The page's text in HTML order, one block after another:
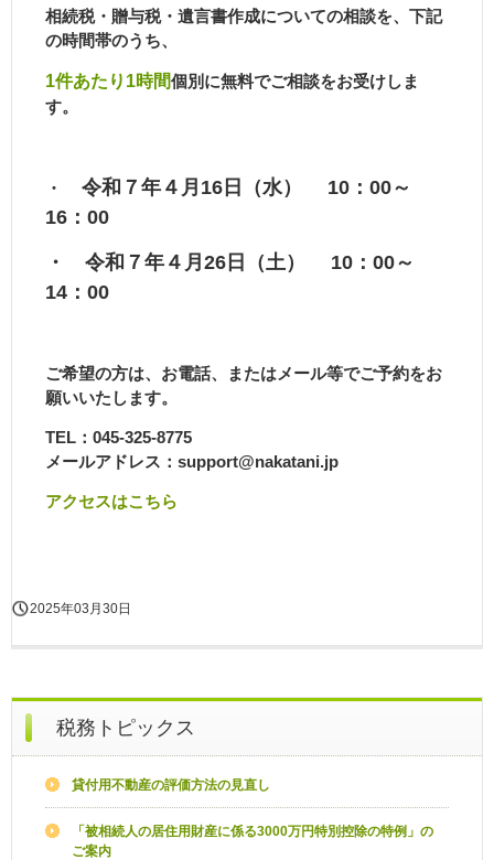
相続税・贈与税・遺言書作成についての相談を、下記
の時間帯のうち、
1件あたり1時間個別に無料でご相談をお受けしま
す。
・
令和７年４月16日（水） 10：00～
16：00
・ 令和７年４月26日（土） 10：00～
14：00
ご希望の方は、お電話、またはメール等でご予約をお
願いいたします。
TEL：045-325-8775
メールアドレス：support@nakatani.jp
アクセスはこちら
2025年03月30日
税務トピックス
貸付用不動産の評価方法の見直し
「被相続人の居住用財産に係る3000万円特別控除の特例」の
ご案内